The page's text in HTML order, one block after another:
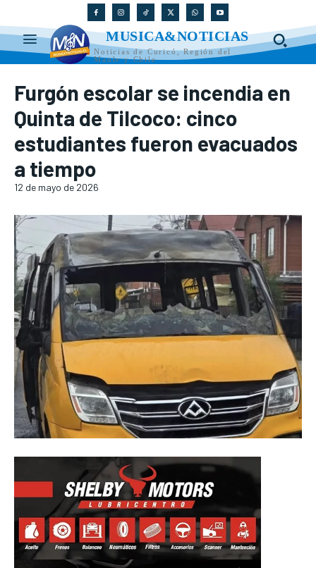
MUSICA&NOTICIAS
Noticias de Curicó, Región del
Maule y Chile
Furgón escolar se incendia en
Quinta de Tilcoco: cinco
estudiantes fueron evacuados
a tiempo
12 de mayo de 2026